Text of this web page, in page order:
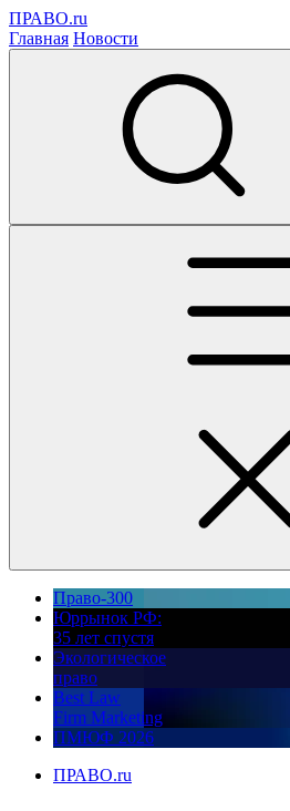
ПРАВО.ru
Главная Новости
Право-300
Юррынок РФ:
35 лет спустя
Экологическое
право
Best Law
Firm Marketing
ПМЮФ 2026
ПРАВО.ru